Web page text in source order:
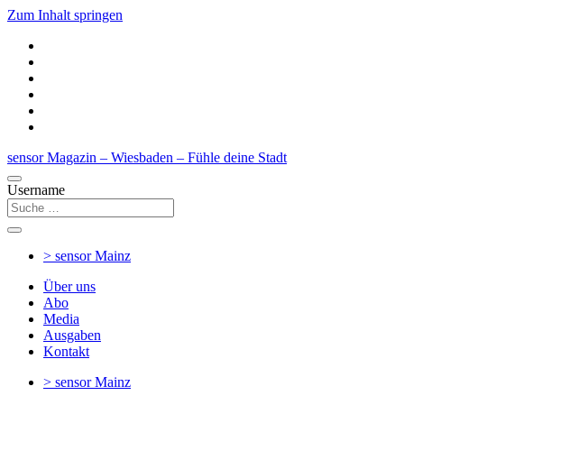
Zum Inhalt springen
sensor Magazin – Wiesbaden – Fühle deine Stadt
Username
> sensorMainz
Über uns
Abo
Media
Ausgaben
Kontakt
> sensorMainz